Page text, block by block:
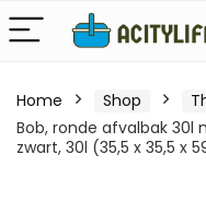
Home Shop
Bob, ronde afvalbak 30l
zwart, 30l (35,5 x 35,5 x